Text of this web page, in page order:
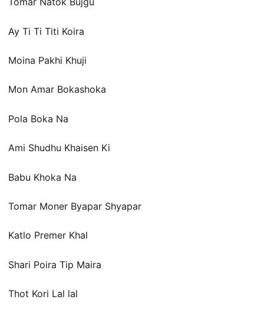
Ay Ti Ti Titi Koira
Moina Pakhi Khuji
Mon Amar Bokashoka
Pola Boka Na
Ami Shudhu Khaisen Ki
Babu Khoka Na
Tomar Moner Byapar Shyapar
Katlo Premer Khal
Shari Poira Tip Maira
Thot Kori Lal lal